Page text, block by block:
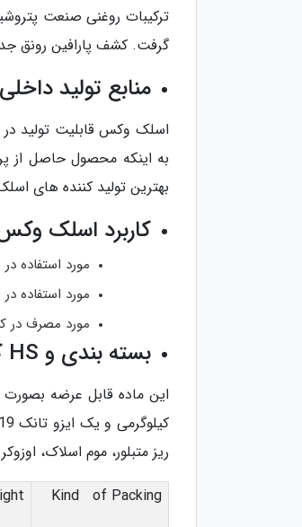
ترکیبات روغنی صنعت
گرفت. کشف پارافین رونق
منابع تولید
اسلک وکس قابلیت تولید در
به اینکه محصول حاصل از
بهترین تولید کننده های
کاربرد اسلک
مورد استفاده
مورد استفاده
مورد مصرف در
بسته بندی و HS کد محصول
ریز متبلور، موم اسلاک،
Kind of Packing